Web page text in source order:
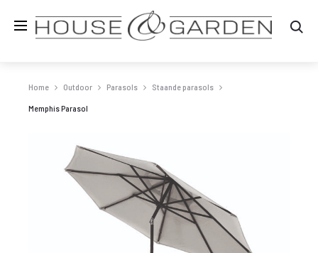
Home Outdoor Parasols Staande parasols
Memphis Parasol